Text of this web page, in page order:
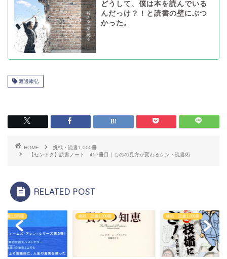
どうして、僕は本を読んでいる
んだっけ？！と読書の壁にぶつ
かった。
渡邊康弘
HOME
挑戦・読書1,000冊
【センドク】読書ノート 457冊目｜ものの見方が変わるシン・読書術
RELATED POST
読書1,000冊 挑戦・読書1,000冊 挑戦・読書1,000冊